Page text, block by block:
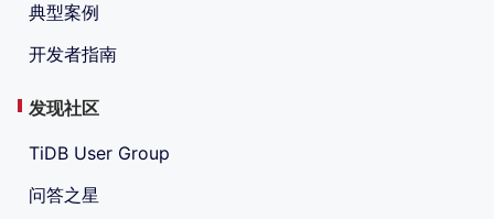
典型案例
开发者指南
发现社区
TiDB User Group
问答之星